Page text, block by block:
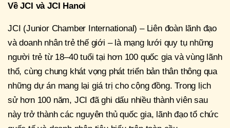
Về JCI và JCI Hanoi
JCI (Junior Chamber International) – Liên đoàn lãnh đạo
và doanh nhân trẻ thế giới – là mạng lưới quy tụ những
người trẻ từ 18–40 tuổi tại hơn 100 quốc gia và vùng lãnh
thổ, cùng chung khát vọng phát triển bản thân thông qua
những dự án mang lại giá trị cho cộng đồng. Trong lịch
sử hơn 100 năm, JCI đã ghi dấu nhiều thành viên sau
này trở thành các nguyên thủ quốc gia, lãnh đạo tổ chức